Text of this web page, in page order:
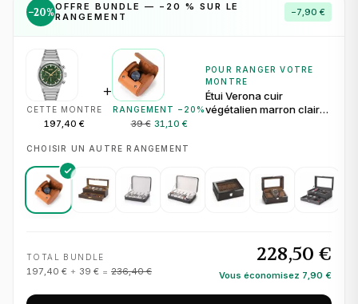
−20%OFFRE BUNDLE — − 20 % SUR LE
RANGEMENT
−7,90 €
CETTE MONTRE
197,40 €
+
RANGEMENT − 20 %
39 € 31,10 €
POUR RANGER VOTRE
MONTRE
Étui Verona cuir
végétalien marron clair
CHOISIR UN AUTRE RANGEMENT
TOTAL BUNDLE
197,40 € + 39 € = 236,40 €
228,50 €
Vous économisez 7,90 €